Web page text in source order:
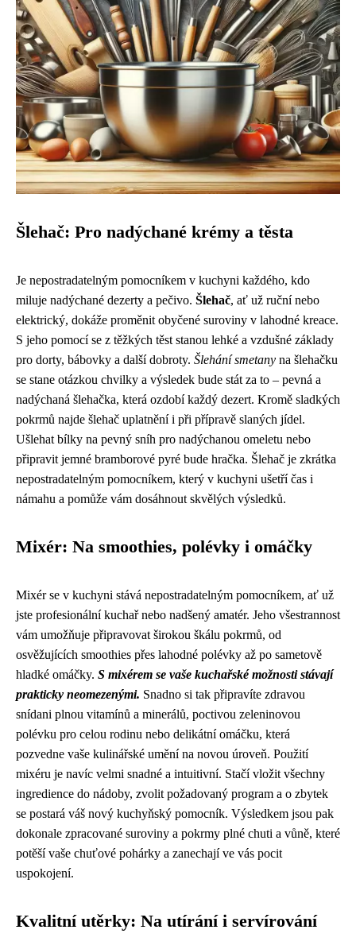
Šlehač: Pro nadýchané krémy a těsta
Je nepostradatelným pomocníkem v kuchyni každého, kdo
miluje nadýchané dezerty a pečivo. Šlehač, ať už ruční nebo
elektrický, dokáže proměnit obyčené suroviny v lahodné kreace.
S jeho pomocí se z těžkých těst stanou lehké a vzdušné základy
pro dorty, bábovky a další dobroty. Šlehání smetany na šlehačku
se stane otázkou chvilky a výsledek bude stát za to – pevná a
nadýchaná šlehačka, která ozdobí každý dezert. Kromě sladkých
pokrmů najde šlehač uplatnění i při přípravě slaných jídel.
Ušlehat bílky na pevný sníh pro nadýchanou omeletu nebo
připravit jemné bramborové pyré bude hračka. Šlehač je zkrátka
nepostradatelným pomocníkem, který v kuchyni ušetří čas i
námahu a pomůže vám dosáhnout skvělých výsledků.
Mixér: Na smoothies, polévky i omáčky
Mixér se v kuchyni stává nepostradatelným pomocníkem, ať už
jste profesionální kuchař nebo nadšený amatér. Jeho všestrannost
vám umožňuje připravovat širokou škálu pokrmů, od
osvěžujících smoothies přes lahodné polévky až po sametově
hladké omáčky. S mixérem se vaše kuchařské možnosti stávají
prakticky neomezenými. Snadno si tak připravíte zdravou
snídani plnou vitamínů a minerálů, poctivou zeleninovou
polévku pro celou rodinu nebo delikátní omáčku, která
pozvedne vaše kulinářské umění na novou úroveň. Použití
mixéru je navíc velmi snadné a intuitivní. Stačí vložit všechny
ingredience do nádoby, zvolit požadovaný program a o zbytek
se postará váš nový kuchyňský pomocník. Výsledkem jsou pak
dokonale zpracované suroviny a pokrmy plné chuti a vůně, které
potěší vaše chuťové pohárky a zanechají ve vás pocit
uspokojení.
Kvalitní utěrky: Na utírání i servírování